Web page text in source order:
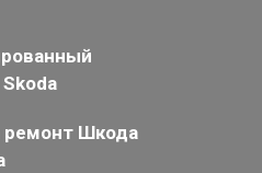
ремонт Шкода